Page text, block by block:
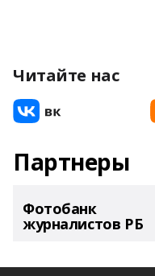
Читайте нас
Партнеры
Фотобанк
журналистов РБ